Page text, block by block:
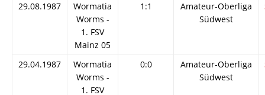
29.08.1987
Wormatia
Worms -
1. FSV
Mainz 05
1:1
Amateur-Oberliga
Südwest
29.04.1987
Wormatia
Worms -
1. FSV
0:0
Amateur-Oberliga
Südwest